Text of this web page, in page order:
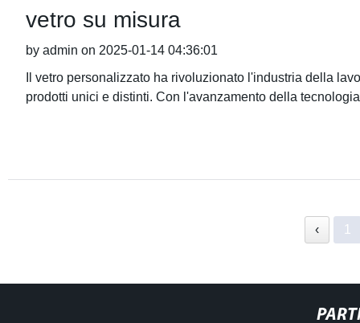
vetro su misura
by admin on 2025-01-14 04:36:01
Il vetro personalizzato ha rivoluzionato l'industria della
prodotti unici e distinti. Con l'avanzamento della
‹ 1